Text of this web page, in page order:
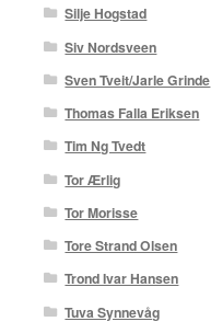
Silje Hogstad
Siv Nordsveen
Sven Tveit/Jarle Grinde
Thomas Falla Eriksen
Tim Ng Tvedt
Tor Ærlig
Tor Morisse
Tore Strand Olsen
Trond Ivar Hansen
Tuva Synnevåg